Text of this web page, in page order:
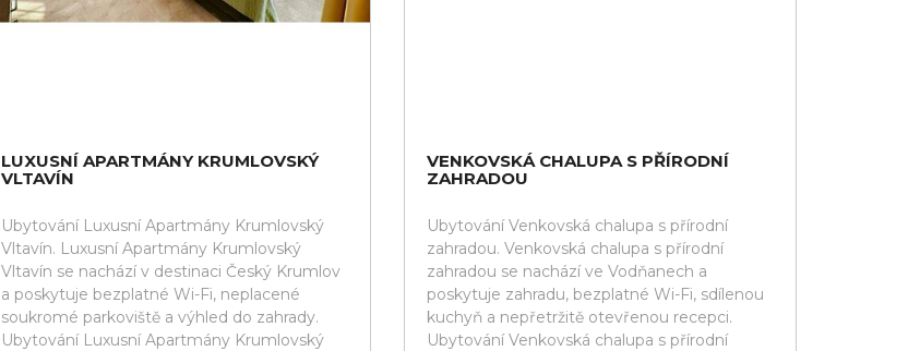
LUXUSNÍ APARTMÁNY KRUMLOVSKÝ
VLTAVÍN
Ubytování Luxusní Apartmány Krumlovský
Vltavín. Luxusní Apartmány Krumlovský
Vltavín se nachází v destinaci Český Krumlov
a poskytuje bezplatné Wi-Fi, neplacené
soukromé parkoviště a výhled do zahrady.
Ubytování Luxusní Apartmány Krumlovský
VENKOVSKÁ CHALUPA S PŘÍRODNÍ
ZAHRADOU
Ubytování Venkovská chalupa s přírodní
zahradou. Venkovská chalupa s přírodní
zahradou se nachází ve Vodňanech a
poskytuje zahradu, bezplatné Wi-Fi, sdílenou
kuchyň a nepřetržitě otevřenou recepci.
Ubytování Venkovská chalupa s přírodní